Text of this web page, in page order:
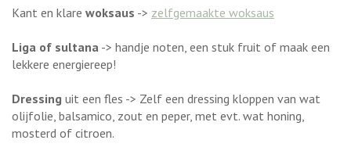
Kant en klare woksaus -> zelfgemaakte woksaus
Liga of sultana -> handje noten, een stuk fruit of maak een
lekkere energiereep!
Dressing uit een fles -> Zelf een dressing kloppen van wat
olijfolie, balsamico, zout en peper, met evt. wat honing,
mosterd of citroen.